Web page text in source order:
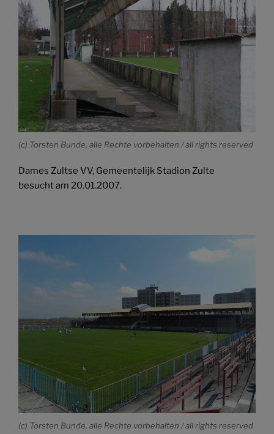
(c) Torsten Bunde, alle Rechte vorbehalten / all rights reserved
Dames Zultse VV, Gemeentelijk Stadion Zulte
besucht am 20.01.2007.
(c) Torsten Bunde, alle Rechte vorbehalten / all rights reserved